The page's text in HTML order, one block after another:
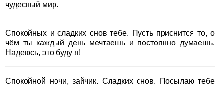
чудесный мир.
Спокойных и сладких снов тебе. Пусть приснится то, о
чём ты каждый день мечтаешь и постоянно думаешь.
Надеюсь, это буду я!
Спокойной ночи, зайчик. Сладких снов. Посылаю тебе